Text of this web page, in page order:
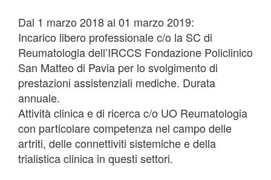
Dal 1 marzo 2018 al 01 marzo 2019:
Incarico libero professionale c/o la SC di
Reumatologia dell’IRCCS Fondazione Policlinico
San Matteo di Pavia per lo svolgimento di
prestazioni assistenziali mediche. Durata
annuale.
Attività clinica e di ricerca c/o UO Reumatologia
con particolare competenza nel campo delle
artriti, delle connettiviti sistemiche e della
trialistica clinica in questi settori.